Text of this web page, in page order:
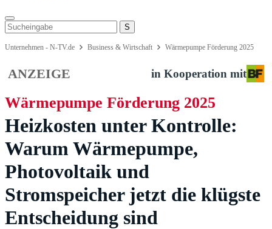
Unternehmen - N-TV.de Business & Wirtschaft Wärmepumpe Förderung 2025
ANZEIGE in Kooperation mit
Wärmepumpe Förderung 2025
Heizkosten unter Kontrolle:
Warum Wärmepumpe,
Photovoltaik und
Stromspeicher jetzt die klügste
Entscheidung sind